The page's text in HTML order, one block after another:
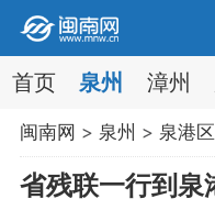
首页 泉州 漳州
闽南网 > 泉州 > 泉港区
省残联一行到泉